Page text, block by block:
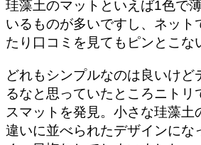
珪藻土のマットといえば1色で
いるものが多いですし、ネット
たり口コミを見てもピンとこな
どれもシンプルなのは良いけど
るなと思っていたところニトリ
スマットを発見。 小さな珪藻土
違いに並べられたデザインにな